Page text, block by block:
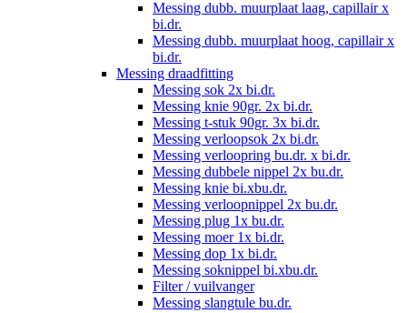
Messing dubb. muurplaat laag, capillair x
bi.dr.
Messing dubb. muurplaat hoog, capillair x
bi.dr.
Messing draadfitting
Messing sok 2x bi.dr.
Messing knie 90gr. 2x bi.dr.
Messing t-stuk 90gr. 3x bi.dr.
Messing verloopsok 2x bi.dr.
Messing verloopring bu.dr. x bi.dr.
Messing dubbele nippel 2x bu.dr.
Messing knie bi.xbu.dr.
Messing verloopnippel 2x bu.dr.
Messing plug 1x bu.dr.
Messing moer 1x bi.dr.
Messing dop 1x bi.dr.
Messing soknippel bi.xbu.dr.
Filter / vuilvanger
Messing slangtule bu.dr.